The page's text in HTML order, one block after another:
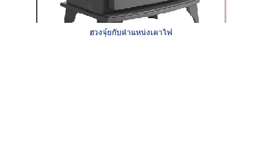
ฮวงจุ้ยกับตำแหน่งเตาไฟ